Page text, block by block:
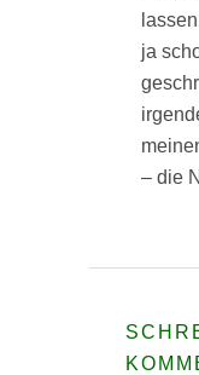
ja
– die